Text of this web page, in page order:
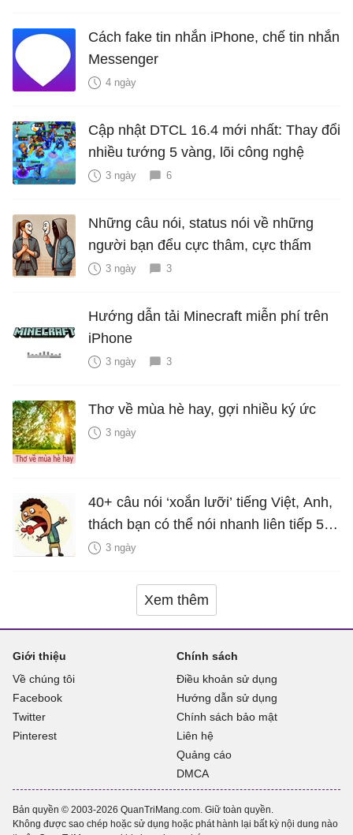
Cách fake tin nhắn iPhone, chế tin nhắn
Messenger
4 ngày
Cập nhật DTCL 16.4 mới nhất: Thay đổi
nhiều tướng 5 vàng, lõi công nghệ
3 ngày 6
Những câu nói, status nói về những
người bạn đểu cực thâm, cực thấm
3 ngày 3
Hướng dẫn tải Minecraft miễn phí trên
iPhone
3 ngày 3
Thơ về mùa hè hay, gợi nhiều ký ức
3 ngày
40+ câu nói ‘xoắn lưỡi’ tiếng Việt, Anh,
thách bạn có thể nói nhanh liên tiếp 5
lần mà vẫn trôi chảy
3 ngày
Xem thêm
Giới thiệu
Về chúng tôi
Facebook
Twitter
Pinterest
Chính sách
Điều khoản sử dụng
Hướng dẫn sử dụng
Chính sách bảo mật
Liên hệ
Quảng cáo
DMCA
Bản quyền © 2003-2026 QuanTriMang.com. Giữ toàn quyền.
Không được sao chép hoặc sử dụng hoặc phát hành lại bất kỳ nội dung nào